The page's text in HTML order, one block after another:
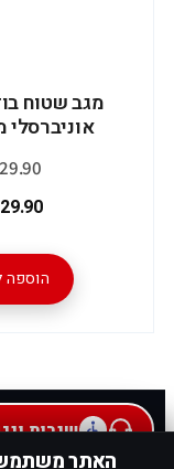
מגב שטוח
אוניברסלי
29.90
הוספה
האתר משתמש
מוצרים
שירות